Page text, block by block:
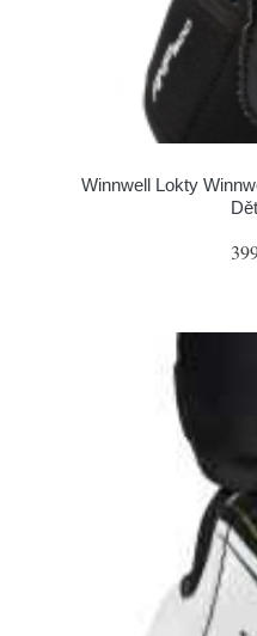
Winnwell Lokty